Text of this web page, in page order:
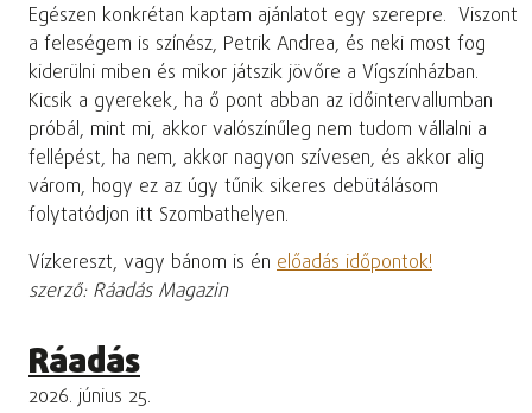
Egészen konkrétan kaptam ajánlatot egy szerepre. Viszont
a feleségem is színész, Petrik Andrea, és neki most fog
kiderülni miben és mikor játszik jövőre a Vígszínházban.
Kicsik a gyerekek, ha ő pont abban az időintervallumban
próbál, mint mi, akkor valószínűleg nem tudom vállalni a
fellépést, ha nem, akkor nagyon szívesen, és akkor alig
várom, hogy ez az úgy tűnik sikeres debütálásom
folytatódjon itt Szombathelyen.
Vízkereszt, vagy bánom is én előadás időpontok!
szerző: Ráadás Magazin
Ráadás
2026. június 25.